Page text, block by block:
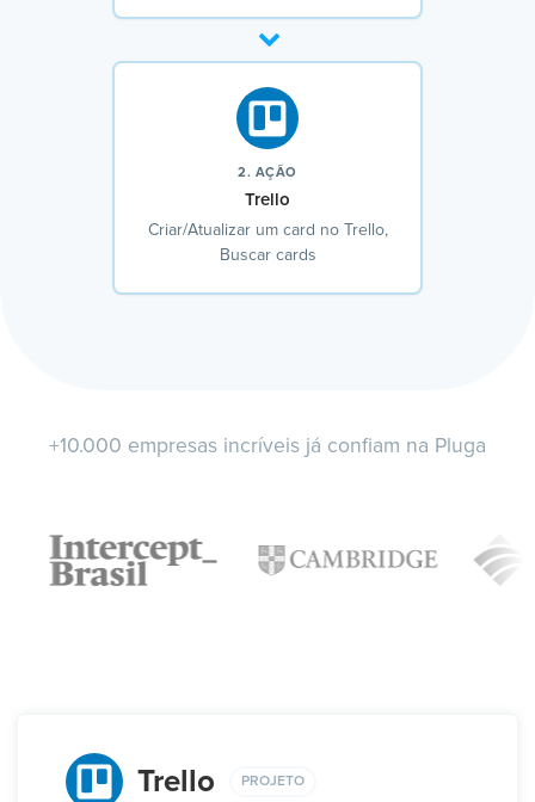
2. AÇÃO
Trello
Criar/Atualizar um card no Trello,
Buscar cards
+10.000 empresas incríveis já confiam na Pluga
Trello PROJETO